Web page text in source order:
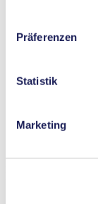
sie im
haben. Sie
indem Sie auf
Nähere
deren Zweck,
Präferenzen
Statistik
Marketing